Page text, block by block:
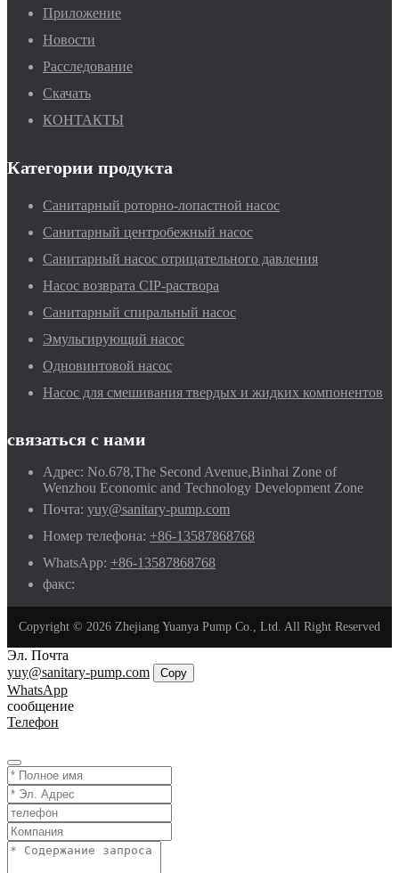
Приложение
Новости
Расследование
Скачать
КОНТАКТЫ
Категории продукта
Санитарный роторно-лопастной насос
Санитарный центробежный насос
Санитарный насос отрицательного давления
Насос возврата CIP-раствора
Санитарный спиральный насос
Эмульгирующий насос
Одновинтовой насос
Насос для смешивания твердых и жидких компонентов
связаться с нами
Адрес: No.678,The Second Avenue,Binhai Zone of
Wenzhou Economic and Technology Development Zone
Почта: yuy@sanitary-pump.com
Номер телефона: +86-13587868768
WhatsApp: +86-13587868768
факс:
Copyright © 2026 Zhejiang Yuanya Pump Co., Ltd. All Right Reserved
Эл. Почта
yuy@sanitary-pump.com
Copy
WhatsApp
сообщение
Телефон